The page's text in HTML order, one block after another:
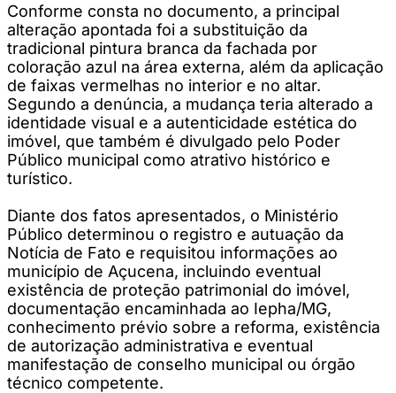
Conforme consta no documento, a principal
alteração apontada foi a substituição da
tradicional pintura branca da fachada por
coloração azul na área externa, além da aplicação
de faixas vermelhas no interior e no altar.
Segundo a denúncia, a mudança teria alterado a
identidade visual e a autenticidade estética do
imóvel, que também é divulgado pelo Poder
Público municipal como atrativo histórico e
turístico.
Diante dos fatos apresentados, o Ministério
Público determinou o registro e autuação da
Notícia de Fato e requisitou informações ao
município de Açucena, incluindo eventual
existência de proteção patrimonial do imóvel,
documentação encaminhada ao Iepha/MG,
conhecimento prévio sobre a reforma, existência
de autorização administrativa e eventual
manifestação de conselho municipal ou órgão
técnico competente.